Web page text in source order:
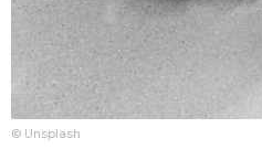
© Unsplash